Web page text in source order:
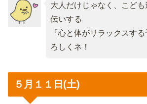
大人だけじゃなく、こど
伝いする
『心と体がリラックスす
ろしくネ！
５月１１日(土)